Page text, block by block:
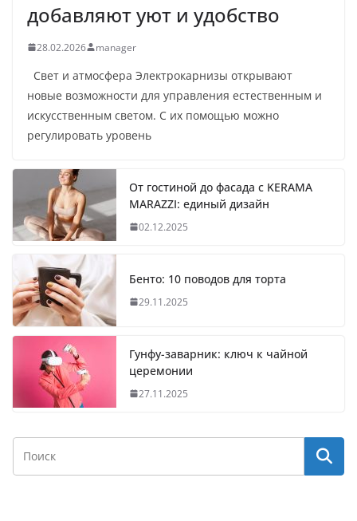
добавляют уют и удобство
28.02.2026 manager
Свет и атмосфера Электрокарнизы открывают
новые возможности для управления естественным и
искусственным светом. С их помощью можно
регулировать уровень
От гостиной до фасада с KERAMA
MARAZZI: единый дизайн
02.12.2025
Бенто: 10 поводов для торта
29.11.2025
Гунфу-заварник: ключ к чайной
церемонии
27.11.2025